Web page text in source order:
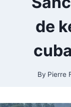
de
By Pierre